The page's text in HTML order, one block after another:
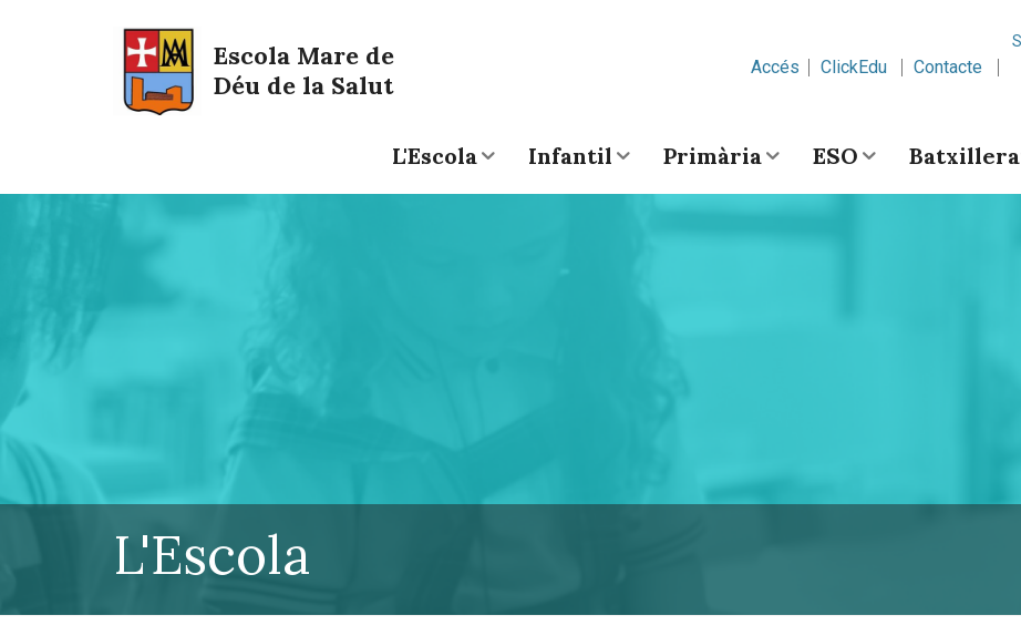
Saltar al contingut
Saltar a la navegació
Informació de contacte
Escola Mare de
Déu de la Salut
Accés ClickEdu Contacte
L'Escola Infantil Primària ESO
L'Escola